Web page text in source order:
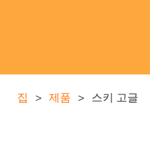
집 > 제품 > 스키 고글